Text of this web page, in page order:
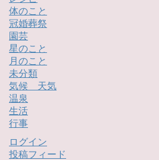
体のこと
冠婚葬祭
園芸
星のこと
月のこと
未分類
気候 天気
温泉
生活
行事
ログイン
投稿フィード